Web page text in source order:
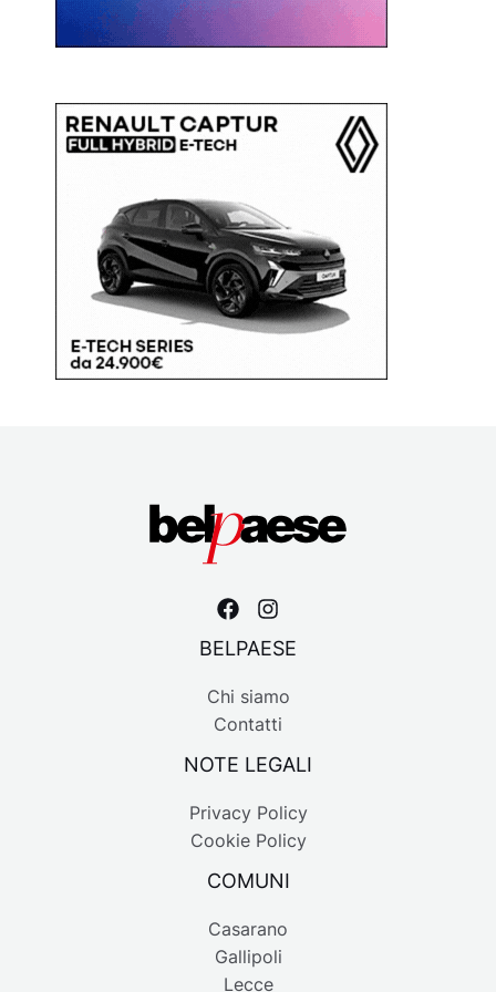
BELPAESE
Chi siamo
Contatti
NOTE LEGALI
Privacy Policy
Cookie Policy
COMUNI
Casarano
Gallipoli
Lecce